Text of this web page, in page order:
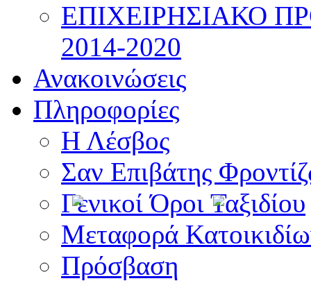
ΕΠΙΧΕΙΡΗΣΙΑΚΟ
2014-2020
Ανακοινώσεις
Πληροφορίες
Η Λέσβος
Σαν Επιβάτης
Γενικοί Όροι Ταξιδίου
Μεταφορά
Πρόσβαση